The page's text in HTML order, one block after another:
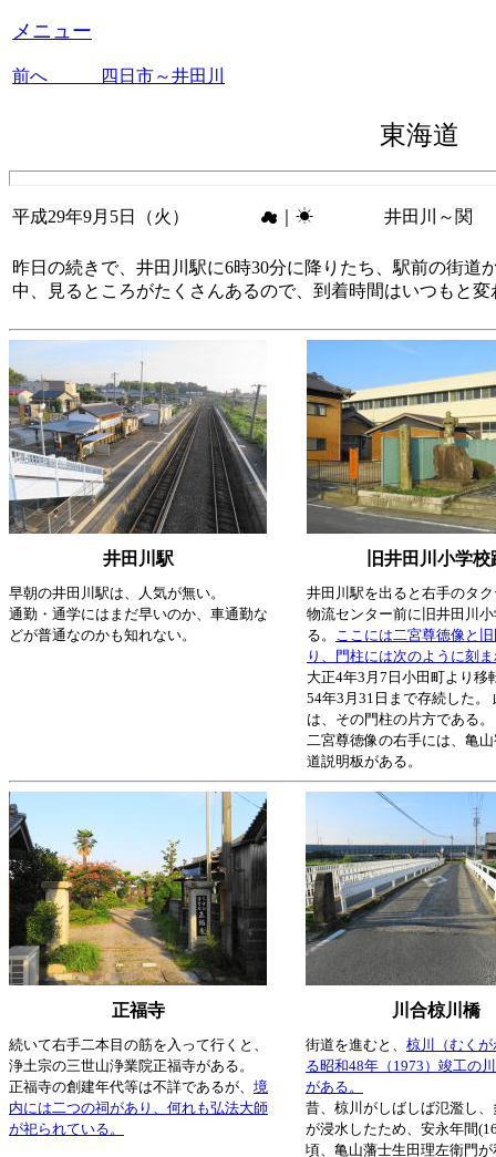
メニュー
前へ 四日市～井田川
東海道
平成29年9月5日（火） ☁｜☀ 井田川～関
昨日の続きで、井田川駅に6時30分に降りたち、駅前の街
中、見るところがたくさんあるので、到着時間はいつもと
井田川駅 旧井田川小学校
早朝の井田川駅は、人気が無い。
通勤・通学にはまだ早いのか、車通勤な
どが普通なのかも知れない。
井田川駅を出ると右手のタ
物流センター前に旧井田川
る。 ここには二宮尊徳像と
り、門柱には次のように刻
大正4年3月7日小田町より移
54年3月31日まで存続した。
は、その門柱の片方である。
二宮尊徳像の右手には、亀
道説明板がある。
正福寺 川合椋川橋
続いて右手二本目の筋を入って行くと、
浄土宗の三世山浄業院正福寺がある。
正福寺の創建年代等は不詳であるが、 境
内には二つの祠があり、何れも弘法大師
が祀られている。
街道を進むと、 椋川（むく
る昭和48年（1973）竣工の
がある。
昔、椋川がしばしば氾濫し
が浸水したため、安永年間
頃、亀山藩士生田理左衛門